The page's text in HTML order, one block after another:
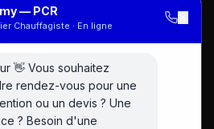
— PCR
Chauffagiste · En ligne
👋 Vous souhaitez
rendez-vous pour une
ou un devis ? Une
? Besoin d'une